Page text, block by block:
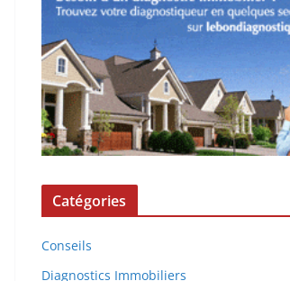
Catégories
Conseils
Diagnostics Immobiliers